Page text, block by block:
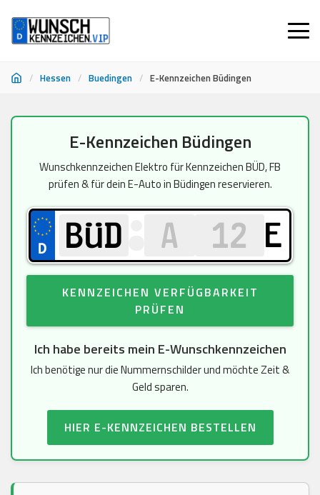
/ Hessen / Buedingen / E-Kennzeichen Büdingen
springen
E-Kennzeichen Büdingen
Wunschkennzeichen Elektro für Kennzeichen BÜD, FB
prüfen & für dein E-Auto in Büdingen reservieren.
E
KENNZEICHEN VERFÜGBARKEIT
PRÜFEN
Ich habe bereits mein E-Wunschkennzeichen
Ich benötige nur die Nummernschilder und möchte Zeit &
Geld sparen.
HIER E-KENNZEICHEN BESTELLEN